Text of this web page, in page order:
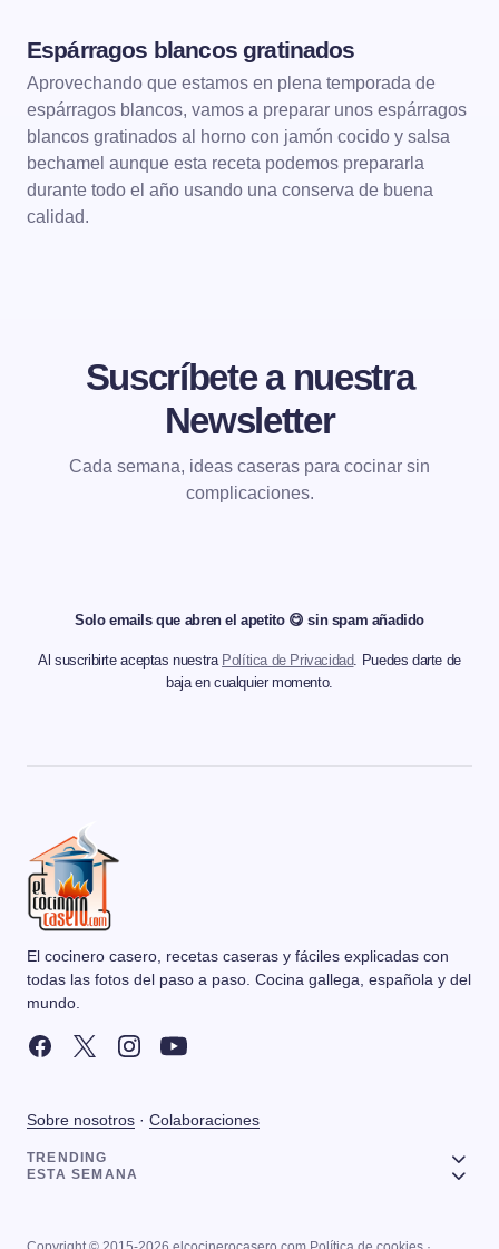
Espárragos blancos gratinados
Aprovechando que estamos en plena temporada de
espárragos blancos, vamos a preparar unos espárragos
blancos gratinados al horno con jamón cocido y salsa
bechamel aunque esta receta podemos prepararla
durante todo el año usando una conserva de buena
calidad.
Suscríbete a nuestra
Newsletter
Cada semana, ideas caseras para cocinar sin
complicaciones.
Solo emails que abren el apetito 😋 sin spam añadido
Al suscribirte aceptas nuestra Política de Privacidad. Puedes darte de
baja en cualquier momento.
El cocinero casero, recetas caseras y fáciles explicadas con
todas las fotos del paso a paso. Cocina gallega, española y del
mundo.
Sobre nosotros · Colaboraciones
TRENDING
ESTA SEMANA